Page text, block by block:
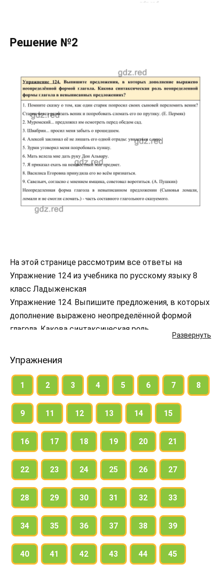
Решение №2
Развернуть
На этой странице рассмотрим все ответы на
Упражнение 124 из учебника по русскому языку 8
класс Ладыженская
Упражнение 124. Выпишите предложения, в которых
дополнение выражено неопределённой формой
глагола. Какова синтаксическая роль
неопределенной формы глагола в невыписанных
предложениях?
Упражнения
1 2 3 4 5 6 7 8
9 11 12 13 14 15
16 17 18 19 20 21
22 23 24 25 26 27
28 29 30 31 32 33
34 35 36 37 38 39
40 41 42 43 44 45